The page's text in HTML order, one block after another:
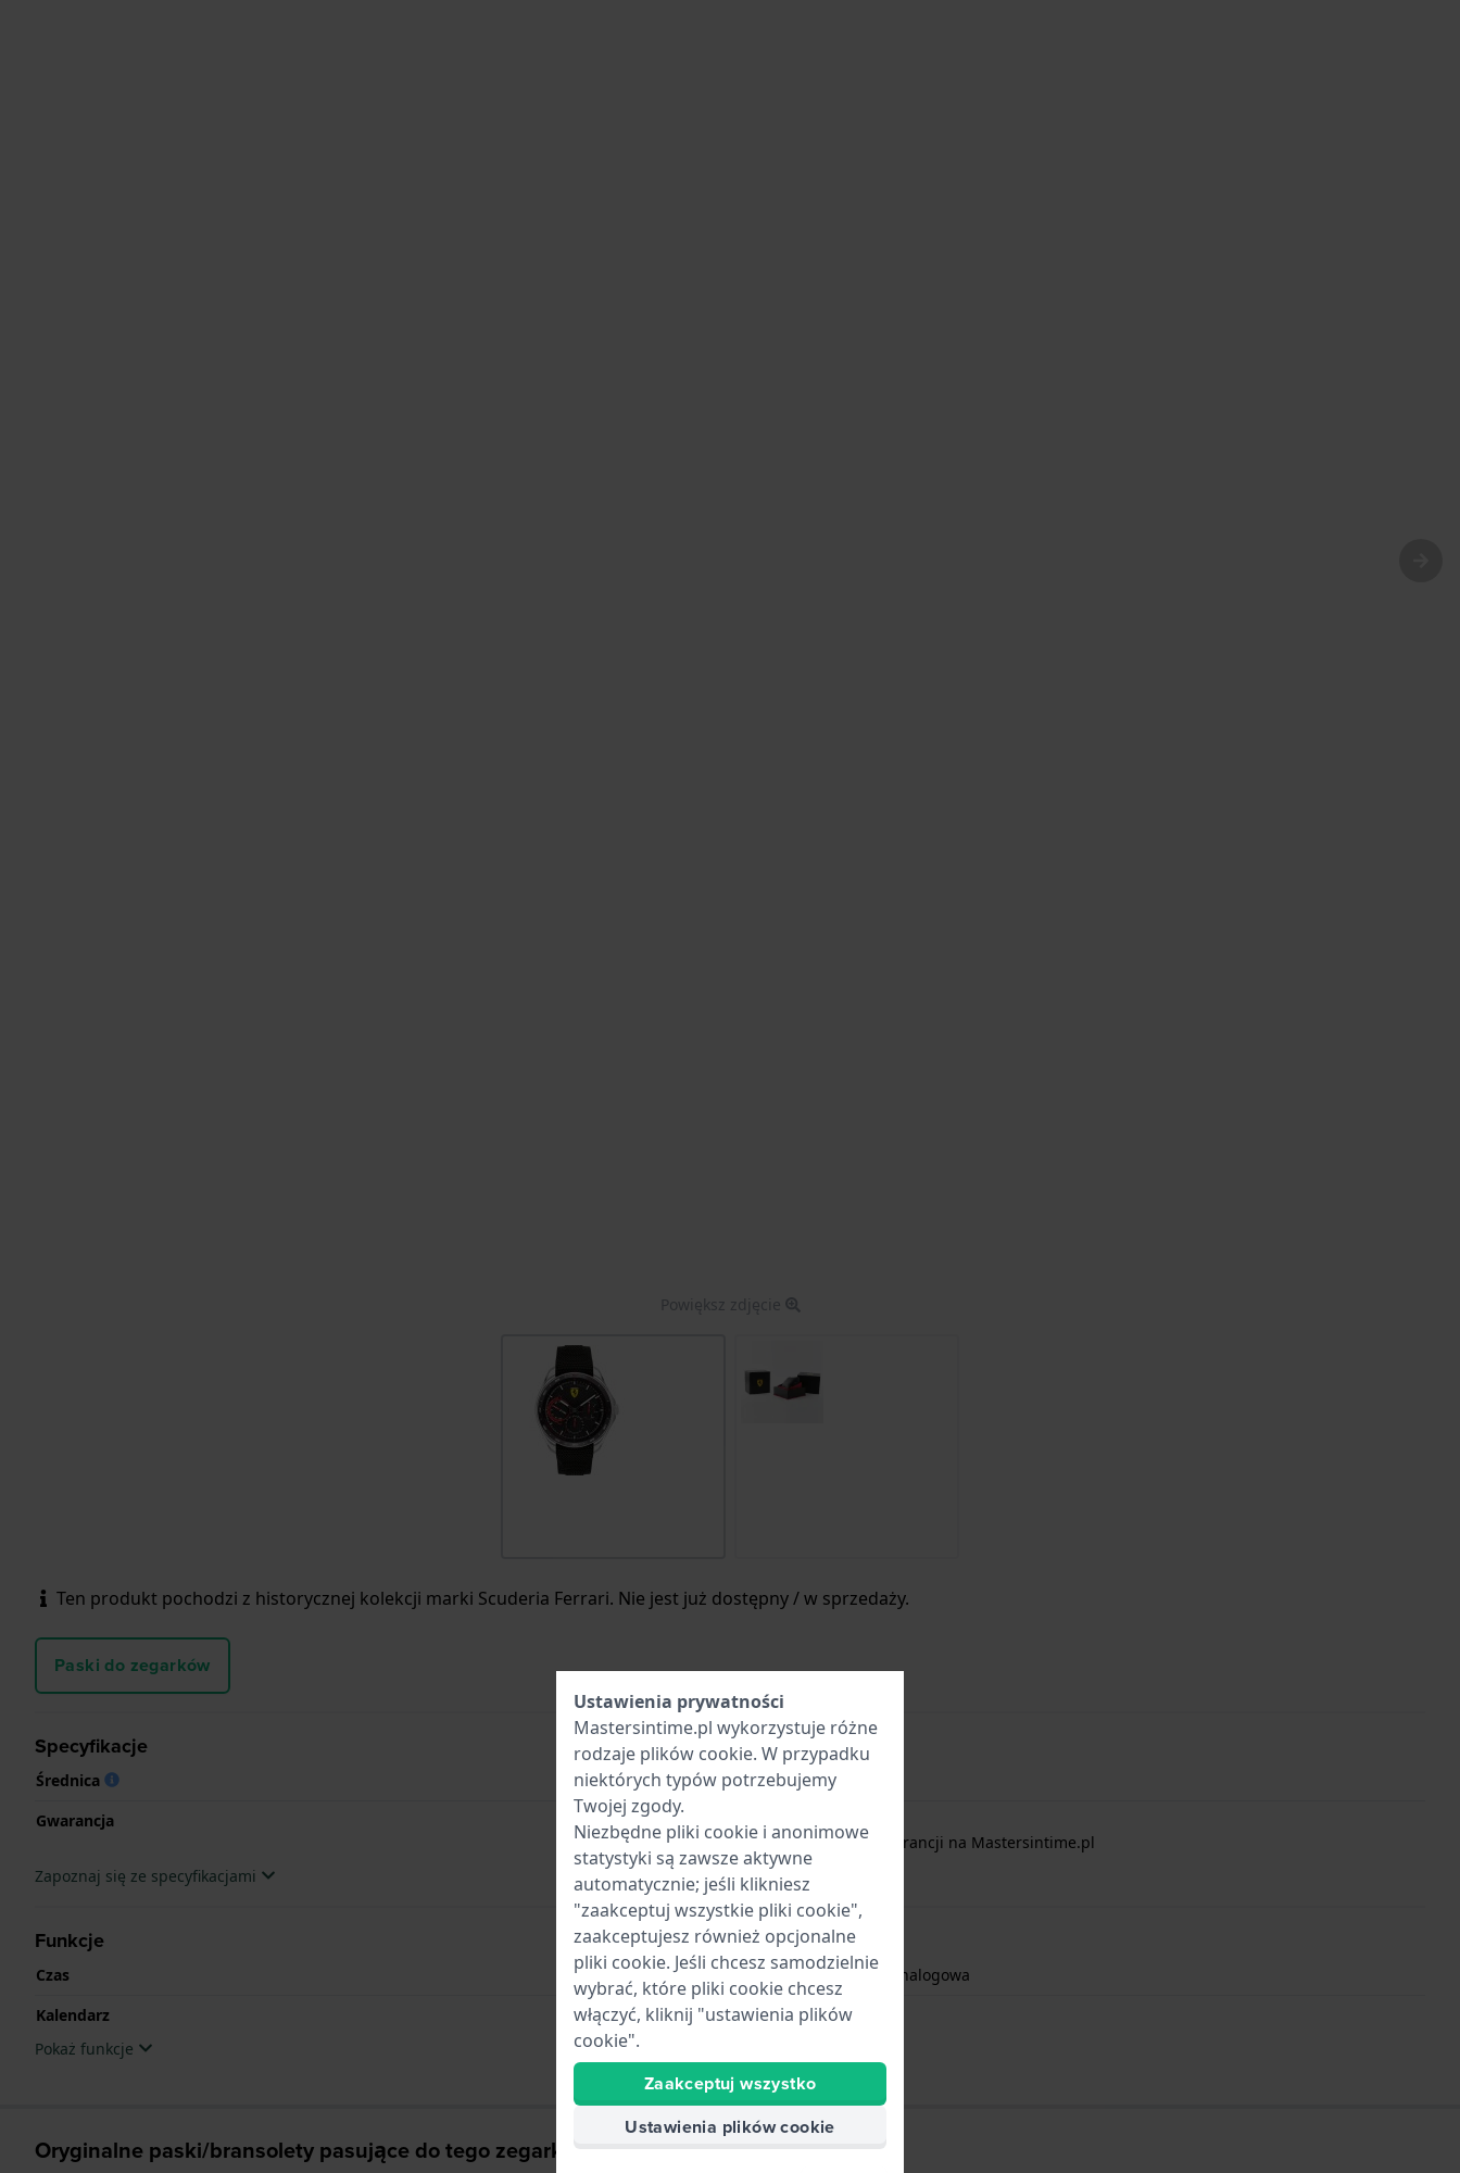
Powiększ zdjęcie
Ten produkt pochodzi z historycznej kolekcji marki Scuderia Ferrari. Nie jest już dostępny / w sprzedaży.
Paski do zegarków
Specyfikacje
Średnica
44 mm
Gwarancja
Bezpłatnie1 rok gwarancji na Mastersintime.pl
Zapoznaj się ze specyfikacjami
Funkcje
Czas
Godziny - Wskazówka analogowa
Kalendarz
Data - Tarcza
Pokaż funkcje
Oryginalne paski/bransolety pasujące do tego zegarka
Ustawienia prywatności
Mastersintime.pl wykorzystuje różne
rodzaje plików cookie. W przypadku
niektórych typów potrzebujemy
Twojej zgody.
Niezbędne pliki cookie i anonimowe
statystyki są zawsze aktywne
automatycznie; jeśli klikniesz
"zaakceptuj wszystkie pliki cookie",
zaakceptujesz również opcjonalne
pliki cookie. Jeśli chcesz samodzielnie
wybrać, które pliki cookie chcesz
włączyć, kliknij "ustawienia plików
cookie".
Zaakceptuj wszystko
Ustawienia plików cookie